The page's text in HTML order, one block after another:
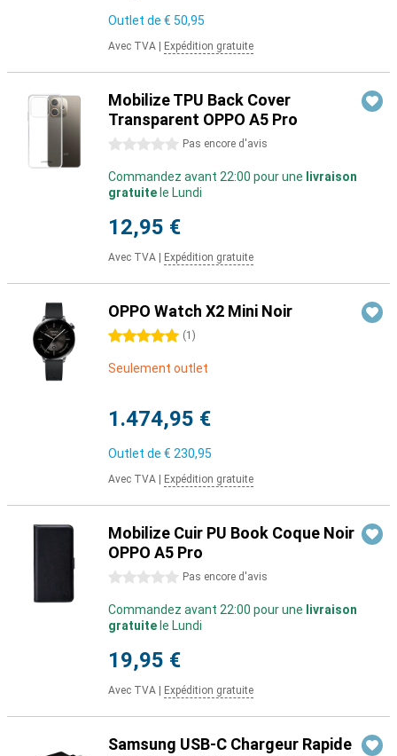
Outlet de € 50,95
Avec TVA Expédition gratuite
Mobilize TPU Back Cover
Transparent OPPO A5 Pro
0 étoiles Pas encore d'avis
Commandez avant 22:00 pour une livraison
gratuite le Lundi
12,95 €
Avec TVA Expédition gratuite
OPPO Watch X2 Mini Noir
5 étoiles (1 )
Seulement outlet
1.474,95 €
Outlet de € 230,95
Avec TVA Expédition gratuite
Mobilize Cuir PU Book Coque Noir
OPPO A5 Pro
0 étoiles Pas encore d'avis
Commandez avant 22:00 pour une livraison
gratuite le Lundi
19,95 €
Avec TVA Expédition gratuite
Samsung USB-C Chargeur Rapide